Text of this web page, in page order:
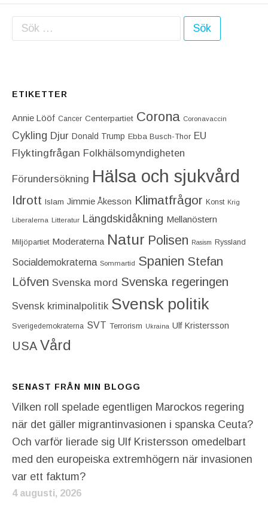
Sök efter:
ETIKETTER
Annie Lööf Cancer Centerpartiet‎ Corona Coronavaccin
Cykling Djur Donald Trump Ebba Busch-Thor EU
Flyktingfrågan Folkhälsomyndigheten
Förundersökning Hälsa och sjukvård
Idrott Islam Jimmie Åkesson Klimatfrågor Konst Krig
Liberalerna Litteratur Längdskidåkning Mellanöstern
Miljöpartiet Moderaterna Natur Polisen Rasism Ryssland
Socialdemokraterna Sommartid Spanien Stefan
Löfven Svenska mord Svenska regeringen
Svensk kriminalpolitik Svensk politik
Sverigedemokraterna SVT Terrorism Ukraina Ulf Kristersson
USA Vård
SENAST FRÅN MIN BLOGG
Vilken roll spelade egentligen Marockos regering
när det gäller migrantinvasionen i spanska Ceuta?
Och varför lierade sig Ulf Kristersson omedelbart
med den europeiska extremhögern när invasionen
var ett faktum?
4 augusti, 2026